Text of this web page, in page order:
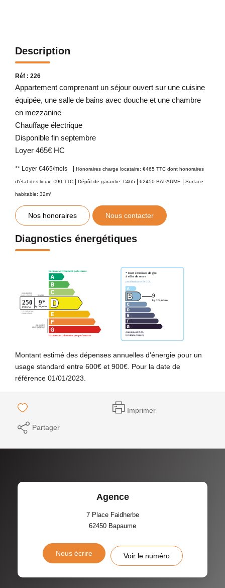
Description
Réf : 226
Appartement comprenant un séjour ouvert sur une cuisine
équipée, une salle de bains avec douche et une chambre
en mezzanine
Chauffage électrique
Disponible fin septembre
Loyer 465€ HC
** Loyer €465/mois | Honoraires charge locataire: €465 TTC dont honoraires
d'état des lieux: €90 TTC | Dépôt de garantie: €465 | 62450 BAPAUME | Surface
habitable: 32m²
Nos honoraires Nous contacter
Diagnostics énergétiques
Montant estimé des dépenses annuelles d'énergie pour un
usage standard entre 600€ et 900€. Pour la date de
référence 01/01/2023.
Imprimer
Partager
Agence
7 Place Faidherbe
62450 Bapaume
Nous écrire Voir le numéro